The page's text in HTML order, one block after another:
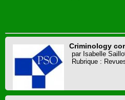
Criminology
par Isabelle
Rubrique :